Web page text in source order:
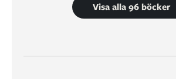
Visa alla 96 böcker